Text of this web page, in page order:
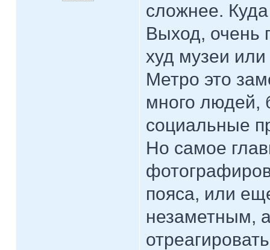
сложнее.
Выход, очень
худ музеи
Метро это
много людей,
социальные
Но самое
пояса, или
незаметным,